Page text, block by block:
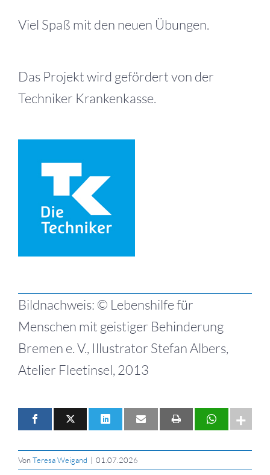
Viel Spaß mit den neuen Übungen.
Das Projekt wird gefördert von der
Techniker Krankenkasse.
Bildnachweis: © Lebenshilfe für
Menschen mit geistiger Behinderung
Bremen e. V., Illustrator Stefan Albers,
Atelier Fleetinsel, 2013
VonTeresa Weigand | 01.07.2026